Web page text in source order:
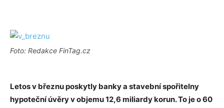
Foto: Redakce FinTag.cz
Letos v březnu poskytly banky a stavební spořitelny
hypoteční úvěry v objemu 12,6 miliardy korun. To je o 60